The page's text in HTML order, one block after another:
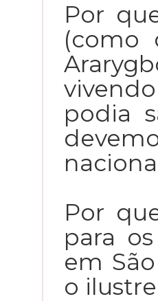
Por
(como
podia
Por
para
em
o